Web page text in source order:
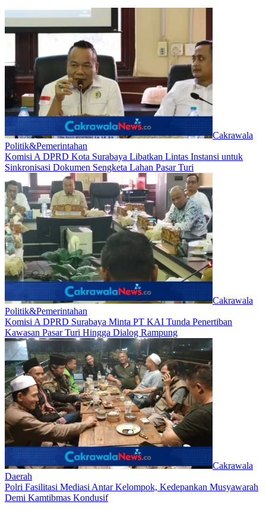
Cakrawala
Politik&Pemerintahan
Komisi A DPRD Kota Surabaya Libatkan Lintas Instansi untuk
Sinkronisasi Dokumen Sengketa Lahan Pasar Turi
Cakrawala
Politik&Pemerintahan
Komisi A DPRD Surabaya Minta PT KAI Tunda Penertiban
Kawasan Pasar Turi Hingga Dialog Rampung
Cakrawala
Daerah
Polri Fasilitasi Mediasi Antar Kelompok, Kedepankan Musyawarah
Demi Kamtibmas Kondusif